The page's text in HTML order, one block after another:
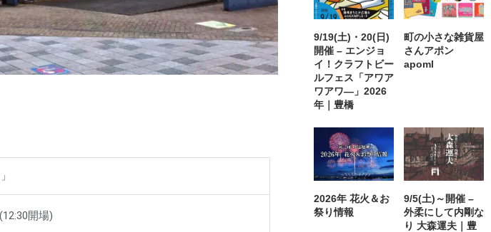
開場)
9/19(土)・20(日)
開催 – エンジョ
イ！クラフトビー
ルフェス「アワア
ワアワ―」2026
年｜豊橋
町の小さな雑貨屋
さんアポン
apoml
2026年 花火＆お
祭り情報
9/5(土)～開催 –
外柔にして内剛な
り 大森運夫｜豊